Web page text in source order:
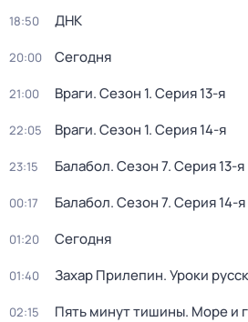
18:50 ДНК
20:00 Сегодня
21:00 Враги. Сезон 1. Серия 13-я
22:05 Враги. Сезон 1. Серия 14-я
23:15 Балабол. Сезон 7. Серия 13-я
00:17 Балабол. Сезон 7. Серия 14-я
01:20 Сегодня
01:40 Захар Прилепин. Уроки
02:15 Пять минут тишины. Море и